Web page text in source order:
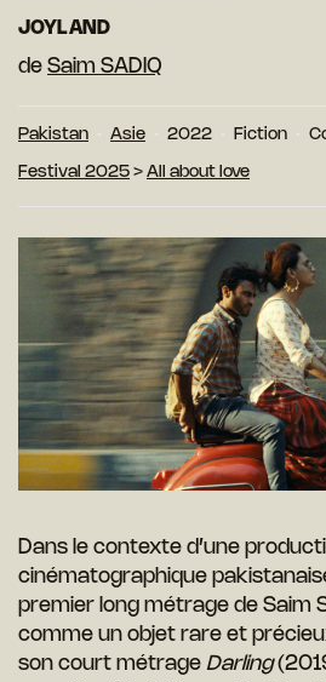
JOYLAND
de Saim SADIQ
Pakistan Asie 2022 Fiction
Festival 2025 > All about love
Dans le contexte d’une
cinématographique
premier long métrage de Saim
comme un objet rare et
son court métrage Darling